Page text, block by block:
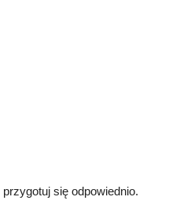
się odpowiednio.